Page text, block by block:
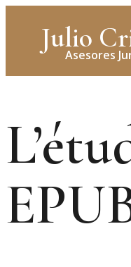
Julio
Asesores